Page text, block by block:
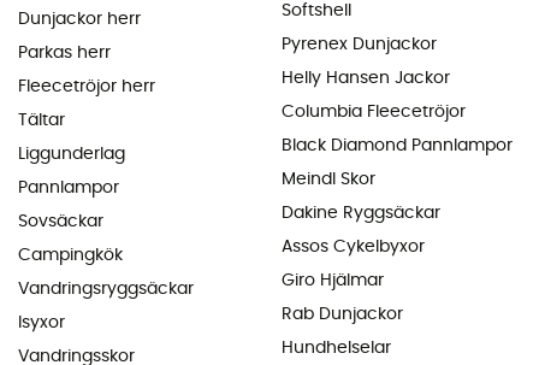
Dunjackor herr
Parkas herr
Fleecetröjor herr
Tältar
Liggunderlag
Pannlampor
Sovsäckar
Campingkök
Vandringsryggsäckar
Isyxor
Vandringsskor
Softshell
Pyrenex Dunjackor
Helly Hansen Jackor
Columbia Fleecetröjor
Black Diamond Pannlampor
Meindl Skor
Dakine Ryggsäckar
Assos Cykelbyxor
Giro Hjälmar
Rab Dunjackor
Hundhelselar